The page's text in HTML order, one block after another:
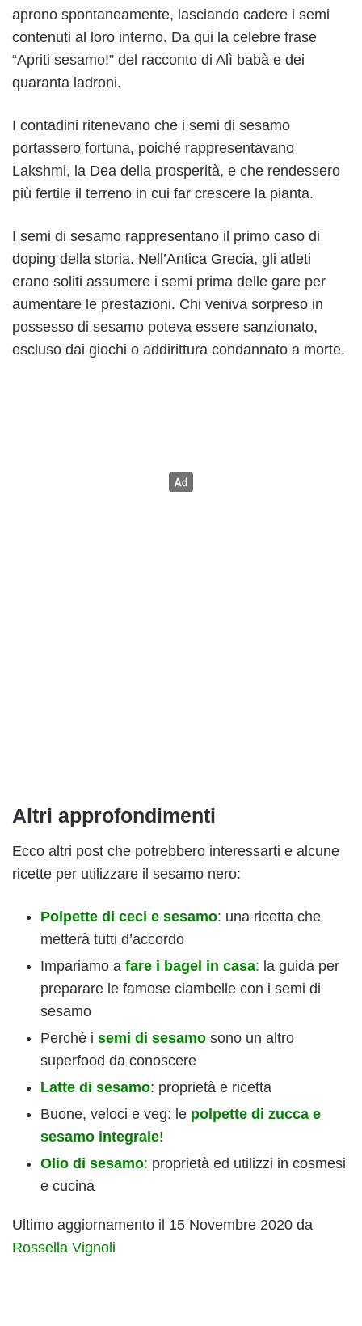
aprono spontaneamente, lasciando cadere i semi
contenuti al loro interno. Da qui la celebre frase
“Apriti sesamo!” del racconto di Alì babà e dei
quaranta ladroni.
I contadini ritenevano che i semi di sesamo
portassero fortuna, poiché rappresentavano
Lakshmi, la Dea della prosperità, e che rendessero
più fertile il terreno in cui far crescere la pianta.
I semi di sesamo rappresentano il primo caso di
doping della storia. Nell’Antica Grecia, gli atleti
erano soliti assumere i semi prima delle gare per
aumentare le prestazioni. Chi veniva sorpreso in
possesso di sesamo poteva essere sanzionato,
escluso dai giochi o addirittura condannato a morte.
Altri approfondimenti
Ecco altri post che potrebbero interessarti e alcune
ricette per utilizzare il sesamo nero:
Polpette di ceci e sesamo: una ricetta che
metterà tutti d’accordo
Impariamo a fare i bagel in casa: la guida per
preparare le famose ciambelle con i semi di
sesamo
Perché i semi di sesamo sono un altro
superfood da conoscere
Latte di sesamo: proprietà e ricetta
Buone, veloci e veg: le polpette di zucca e
sesamo integrale!
Olio di sesamo: proprietà ed utilizzi in cosmesi
e cucina
Ultimo aggiornamento il 15 Novembre 2020 da
Rossella Vignoli